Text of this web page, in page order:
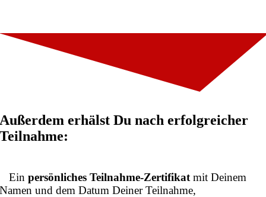
Außerdem erhälst Du nach erfolgreicher
Teilnahme:
Einpersönliches Teilnahme-Zertifikat mit Deinem
Namen und dem Datum Deiner Teilnahme,